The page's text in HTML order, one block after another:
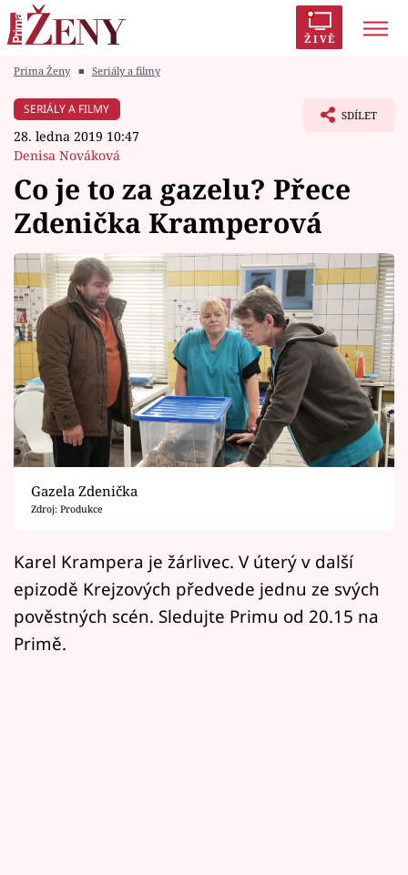
ŽIVĚ
Módní alarm
Témata
Celebrity
Vztahy
Seriály
Horoskopy
Sledujte prima+
Filmový festival Karlovy Vary
Mámy sobě
Přihlášení
Prima Ženy ■ Seriály a filmy
SERIÁLY A FILMY
28. ledna 2019 10:47
Denisa Nováková
SDÍLET
Co je to za gazelu? Přece
Zdenička Kramperová
Gazela Zdenička
Zdroj: Produkce
Karel Krampera je žárlivec. V úterý v další
epizodě Krejzových předvede jednu ze svých
pověstných scén. Sledujte Primu od 20.15 na
Primě.